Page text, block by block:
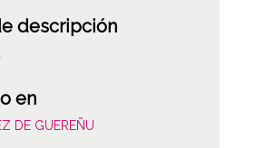
descripción
en
DE GUEREÑU